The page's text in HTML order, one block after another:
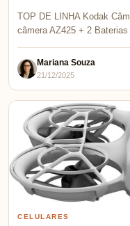
TOP DE LINHA Kodak
câmera AZ425 + 2
Mariana Souza
21/12/2025
CELULARES